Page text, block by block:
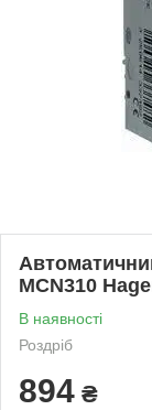
MCN310
В наявності
Роздріб
894 ₴